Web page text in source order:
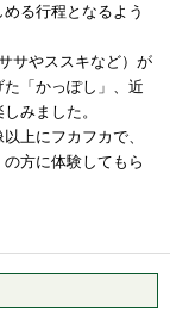
る行程となるよう
サやススキなど）が
「かっぽし」、近
みました。
上にフカフカで、
方に体験してもら